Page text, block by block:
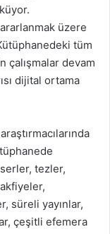
üzere
tüm
çalışmalar devam
dijital ortama
tezler,
süreli yayınlar,
çeşitli efemera